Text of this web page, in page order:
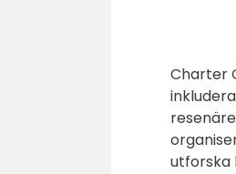
Charter
utforska